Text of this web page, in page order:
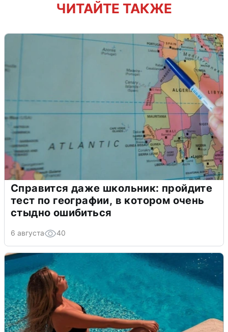
ЧИТАЙТЕ ТАКЖЕ
Справится даже школьник: пройдите
тест по географии, в котором очень
стыдно ошибиться
6 августа 40